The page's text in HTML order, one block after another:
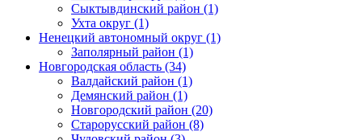
Сыктывдинский район (1)
Ухта округ (1)
Ненецкий автономный округ (1)
Заполярный район (1)
Новгородская область (34)
Валдайский район (1)
Демянский район (1)
Новгородский район (20)
Старорусский район (8)